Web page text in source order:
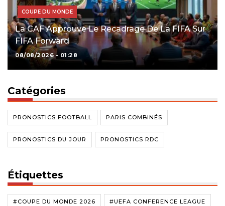
COUPE DU MONDE
La CAF Approuve Le Recadrage De La FIFA Sur
FIFA Forward
08/08/2026 - 01:28
Catégories
PRONOSTICS FOOTBALL PARIS COMBINÉS
PRONOSTICS DU JOUR PRONOSTICS RDC
Étiquettes
#COUPE DU MONDE 2026 #UEFA CONFERENCE LEAGUE